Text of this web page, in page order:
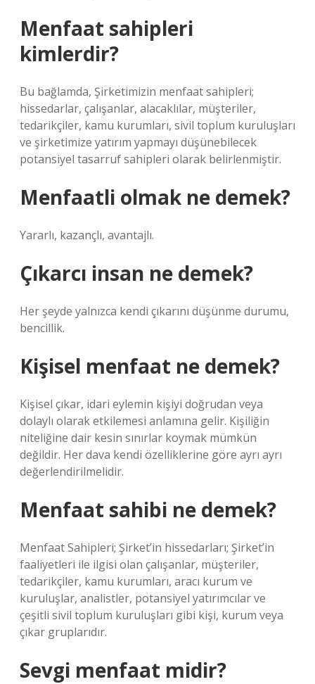
Menfaat sahipleri
kimlerdir?
Bu bağlamda, Şirketimizin menfaat sahipleri;
hissedarlar, çalışanlar, alacaklılar, müşteriler,
tedarikçiler, kamu kurumları, sivil toplum kuruluşları
ve şirketimize yatırım yapmayı düşünebilecek
potansiyel tasarruf sahipleri olarak belirlenmiştir.
Menfaatli olmak ne demek?
Yararlı, kazançlı, avantajlı.
Çıkarcı insan ne demek?
Her şeyde yalnızca kendi çıkarını düşünme durumu,
bencillik.
Kişisel menfaat ne demek?
Kişisel çıkar, idari eylemin kişiyi doğrudan veya
dolaylı olarak etkilemesi anlamına gelir. Kişiliğin
niteliğine dair kesin sınırlar koymak mümkün
değildir. Her dava kendi özelliklerine göre ayrı ayrı
değerlendirilmelidir.
Menfaat sahibi ne demek?
Menfaat Sahipleri; Şirket’in hissedarları; Şirket’in
faaliyetleri ile ilgisi olan çalışanlar, müşteriler,
tedarikçiler, kamu kurumları, aracı kurum ve
kuruluşlar, analistler, potansiyel yatırımcılar ve
çeşitli sivil toplum kuruluşları gibi kişi, kurum veya
çıkar gruplarıdır.
Sevgi menfaat midir?